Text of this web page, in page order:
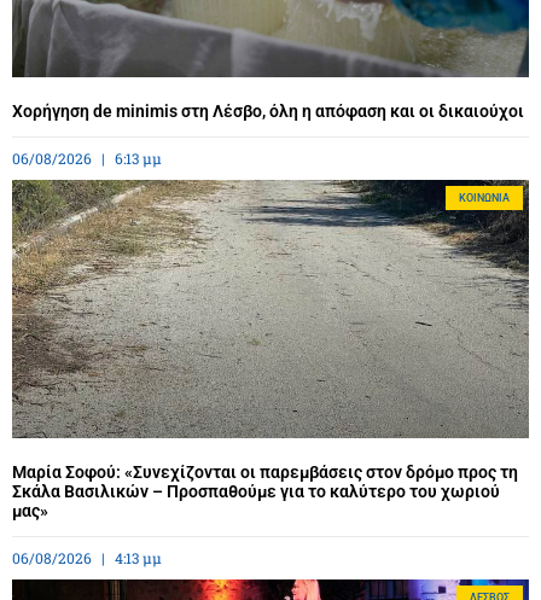
Χορήγηση de minimis στη Λέσβο, όλη η απόφαση και οι δικαιούχοι
06/08/2026 6:13 μμ
ΚΟΙΝΩΝΊΑ
Μαρία Σοφού: «Συνεχίζονται οι παρεμβάσεις στον δρόμο προς τη
Σκάλα Βασιλικών – Προσπαθούμε για το καλύτερο του χωριού
μας»
06/08/2026 4:13 μμ
ΛΈΣΒΟΣ